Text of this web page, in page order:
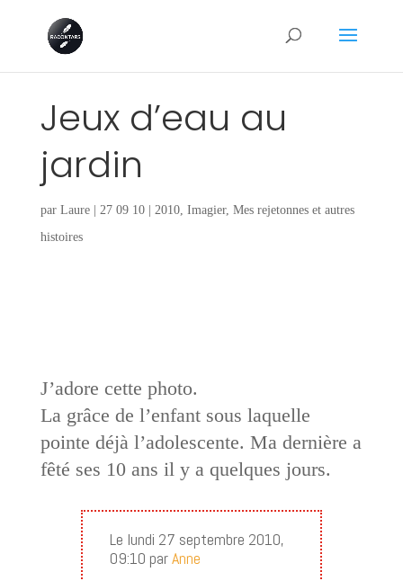
Jeux d’eau au
jardin
par Laure| 27 09 10| 2010, Imagier, Mes rejetonnes et autres
histoires
J’adore cette photo.
La grâce de l’enfant sous laquelle
pointe déjà l’adolescente. Ma dernière a
fêté ses 10 ans il y a quelques jours.
Le lundi 27 septembre 2010,
09:10 parAnne